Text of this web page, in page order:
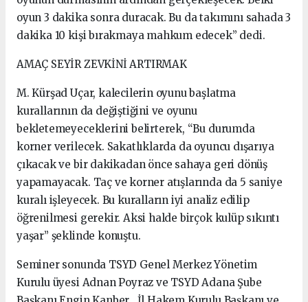
oyun 3 dakika sonra duracak. Bu da takımını sahada 3
dakika 10 kişi bırakmaya mahkum edecek” dedi.
AMAÇ SEYİR ZEVKİNİ ARTIRMAK
M. Kürşad Uçar, kalecilerin oyunu başlatma
kurallarının da değiştiğini ve oyunu
bekletemeyeceklerini belirterek, “Bu durumda
korner verilecek. Sakatlıklarda da oyuncu dışarıya
çıkacak ve bir dakikadan önce sahaya geri dönüş
yapamayacak. Taç ve korner atışlarında da 5 saniye
kuralı işleyecek. Bu kuralların iyi analiz edilip
öğrenilmesi gerekir. Aksi halde birçok kulüp sıkıntı
yaşar” şeklinde konuştu.
Seminer sonunda TSYD Genel Merkez Yönetim
Kurulu üyesi Adnan Poyraz ve TSYD Adana Şube